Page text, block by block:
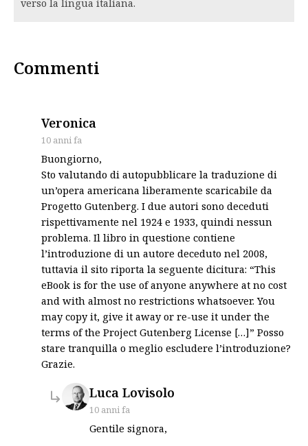
Commenti
Veronica
10 anni fa
Buongiorno,
Sto valutando di autopubblicare la traduzione di
un’opera americana liberamente scaricabile da
Progetto Gutenberg. I due autori sono deceduti
rispettivamente nel 1924 e 1933, quindi nessun
problema. Il libro in questione contiene
l’introduzione di un autore deceduto nel 2008,
tuttavia il sito riporta la seguente dicitura: “This
eBook is for the use of anyone anywhere at no cost
and with almost no restrictions whatsoever. You
may copy it, give it away or re-use it under the
terms of the Project Gutenberg License […]” Posso
stare tranquilla o meglio escludere l’introduzione?
Grazie.
Luca Lovisolo
10 anni fa
Gentile signora,